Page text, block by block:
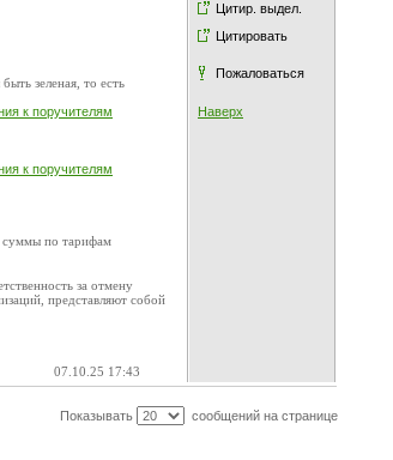
Цитир. выдел.
Цитировать
Пожаловаться
Наверх
зеленая, то есть
к поручителям
к поручителям
суммы по тарифам
за отмену
представляют собой
07.10.25 17:43
Показывать сообщений на странице